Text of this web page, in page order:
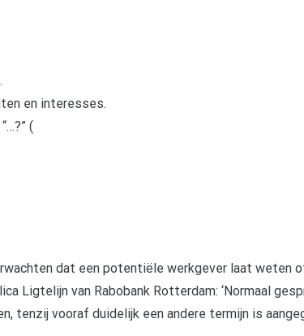
en interesses.
(
dat een potentiële werkgever laat weten
Ligtelijn van Rabobank Rotterdam: ‘Normaal
tenzij vooraf duidelijk een andere termijn is